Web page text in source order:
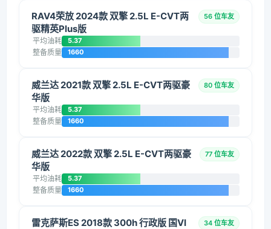
RAV4荣放 2024款 双擎 2.5L E-CVT两
驱精英Plus版
56 位车友
平均油耗 5.37
整备质量 1660
威兰达 2021款 双擎 2.5L E-CVT两驱豪
华版
80 位车友
平均油耗 5.37
整备质量 1660
威兰达 2022款 双擎 2.5L E-CVT两驱豪
华版
77 位车友
平均油耗 5.37
整备质量 1660
雷克萨斯ES 2018款 300h 行政版 国VI 34 位车友